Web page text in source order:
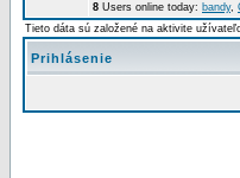
8 Users online today: bandy,
Tieto dáta sú založené na aktivite
Prihlásenie